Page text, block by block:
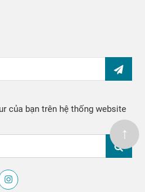
của bạn trên hệ thống website
↑